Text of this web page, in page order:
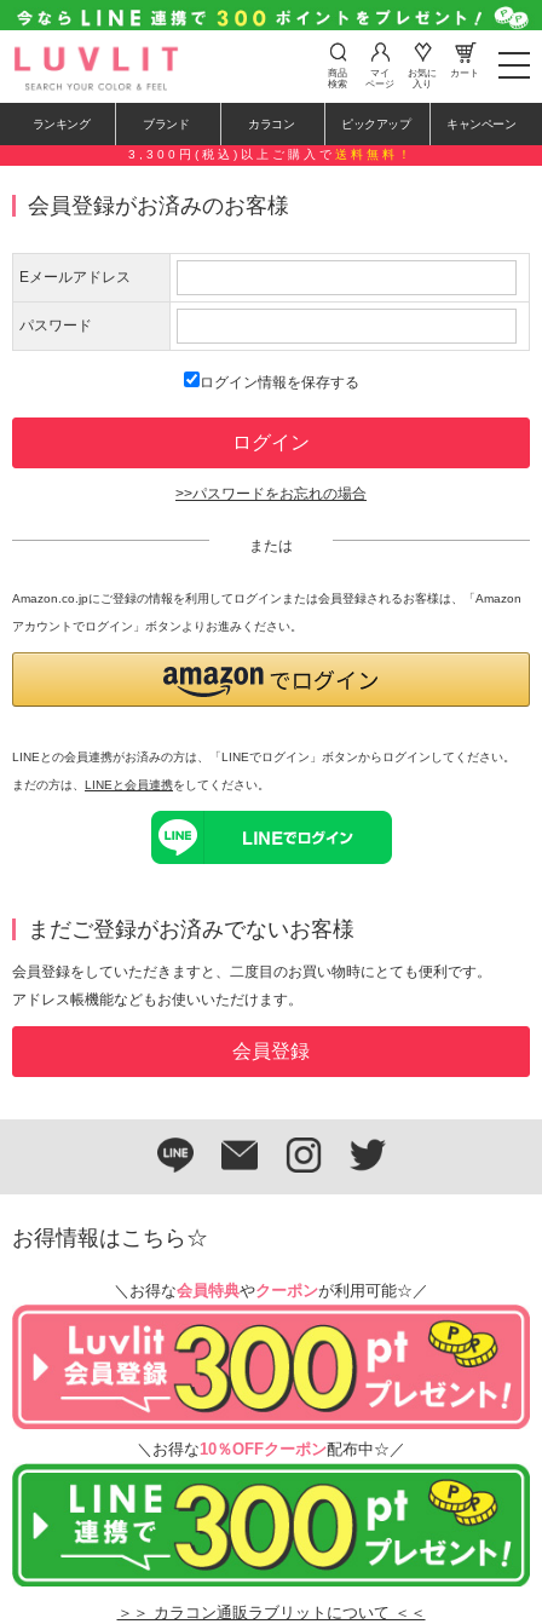
t
o
e
n
a
i
o
商品
検索
マイ
ページ
お気に
入り
カート
ランキング ブランド カラコン ピックアップ キャンペーン
3,300円(税込)以上ご購入で 送料無料！
会員登録がお済みのお客様
Eメールアドレス
パスワード
ログイン情報を保存する
>>パスワードをお忘れの場合
または
Amazon.co.jpにご登録の情報を利用してログインまたは会員登録されるお客様は、「Amazon
アカウントでログイン」ボタンよりお進みください。
LINEとの会員連携がお済みの方は、「LINEでログイン」ボタンからログインしてください。
まだの方は、 LINEと会員連携をしてください。
まだご登録がお済みでないお客様
会員登録をしていただきますと、二度目のお買い物時にとても便利です。
アドレス帳機能などもお使いいただけます。
お得情報はこちら☆
＼お得な会員特典やクーポンが利用可能☆／
＼お得な10％OFFクーポン配布中☆／
＞＞ カラコン通販ラブリットについて ＜＜